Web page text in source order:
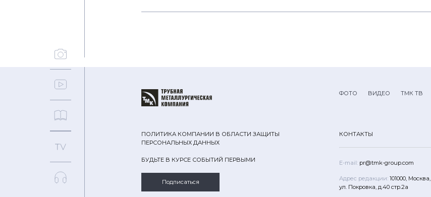
ФОТО ВИДЕО ТМК ТВ
ПОЛИТИКА КОМПАНИИ В ОБЛАСТИ ЗАЩИТЫ
ПЕРСОНАЛЬНЫХ ДАННЫХ
БУДЬТЕ В КУРСЕ СОБЫТИЙ ПЕРВЫМИ
Подписаться
КОНТАКТЫ
E-mail: pr@tmk-group.com
Адрес редакции: 101000, Москва,
ул. Покровка, д.40 стр.2а